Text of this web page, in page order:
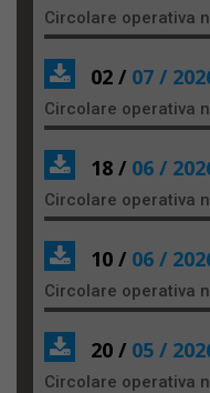
Circolare operativa
02 / 07 /
Circolare operativa
18 / 06 /
Circolare operativa
10 / 06 /
Circolare operativa
20 / 05 /
Circolare operativa